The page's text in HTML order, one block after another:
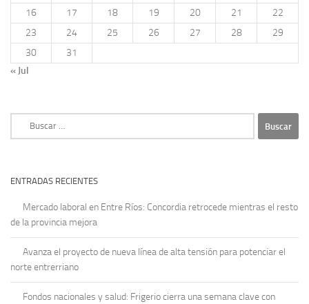
16
17 18 19 20 21
22
23
24 25 26 27 28
29
30
31
« Jul
Buscar:
ENTRADAS RECIENTES
Mercado laboral en Entre Ríos: Concordia retrocede mientras el resto
de la provincia mejora
Avanza el proyecto de nueva línea de alta tensión para potenciar el
norte entrerriano
Fondos nacionales y salud: Frigerio cierra una semana clave con